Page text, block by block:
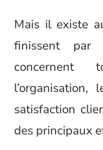
Mais il existe
finissent par
concernent
satisfaction
des principaux